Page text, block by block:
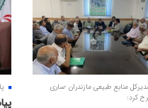
منابع طبیعی مازندران -ساری
کرد: